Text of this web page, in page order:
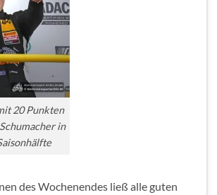
20 Punkten
in
des Wochenendes ließ alle guten